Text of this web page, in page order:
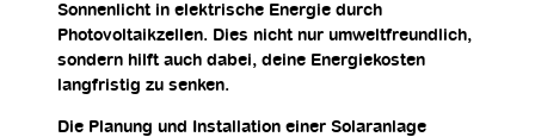
Sonnenlicht in elektrische Energie durch
Photovoltaikzellen. Dies nicht nur umweltfreundlich,
sondern hilft auch dabei, deine Energiekosten
langfristig zu senken.
Die Planung und Installation einer Solaranlage